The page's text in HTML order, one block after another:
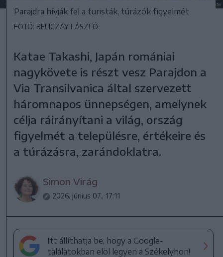
Parajdra hívják fel a turisták, túrázók figyelmét
FOTÓ: BELICZAY LÁSZLÓ
Katae Takashi, Japán romániai
nagykövete is részt vesz Parajdon a
Via Transilvanica által szervezett
háromnapos ünnepségen, amelynek
célja ráirányítani a világ, ország
figyelmét a településre, értékeire és
a túrázásra, zarándoklatra.
Simon Virág
2026. június 07., 17:11
Itt állíthatja be, hogy a Google-
találatokban elöl legyen a Székelyhon!